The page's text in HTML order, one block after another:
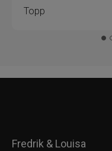
Topp
Fredrik & Louisa